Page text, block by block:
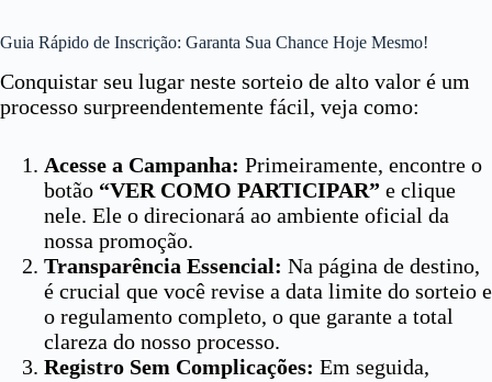
Guia Rápido de Inscrição: Garanta Sua Chance Hoje Mesmo!
Conquistar seu lugar neste sorteio de alto valor é um
processo surpreendentemente fácil, veja como:
Acesse a Campanha: Primeiramente, encontre o
botão “VER COMO PARTICIPAR” e clique
nele. Ele o direcionará ao ambiente oficial da
nossa promoção.
Transparência Essencial: Na página de destino,
é crucial que você revise a data limite do sorteio e
o regulamento completo, o que garante a total
clareza do nosso processo.
Registro Sem Complicações: Em seguida,